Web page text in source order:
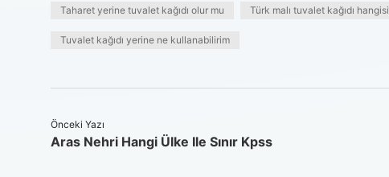
Taharet yerine tuvalet kağıdı olur mu Türk malı tuvalet kağıdı hangisi
Tuvalet kağıdı yerine ne kullanabilirim
Önceki Yazı
Aras Nehri Hangi Ülke Ile Sınır Kpss